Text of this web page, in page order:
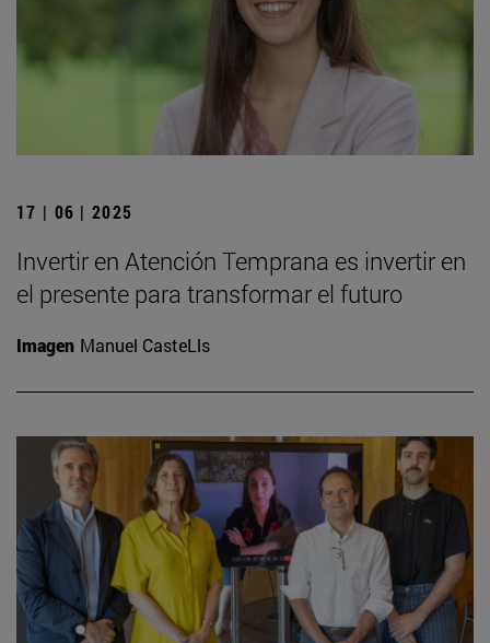
17 | 06 | 2025
Invertir en Atención Temprana es invertir en
el presente para transformar el futuro
Imagen Manuel CasteLls